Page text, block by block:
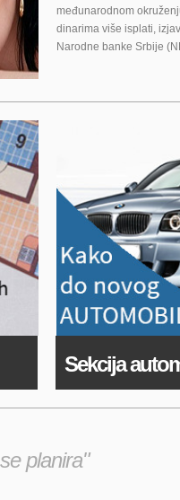
međunarodnom
dinarima više isplati,
Narodne banke Srbije
Sekcija
planira"